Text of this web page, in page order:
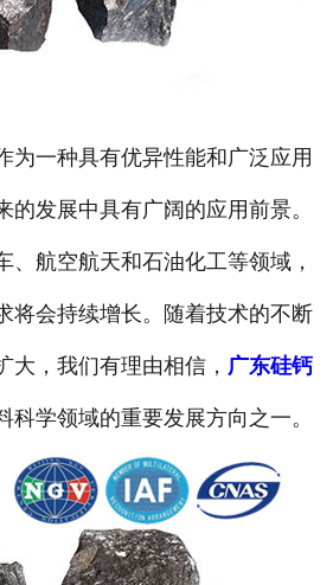
为一种具有优异性能和广泛应用
的发展中具有广阔的应用前景。
、航空航天和石油化工等领域，
将会持续增长。随着技术的不断
大，我们有理由相信， 广东硅钙
科学领域的重要发展方向之一。